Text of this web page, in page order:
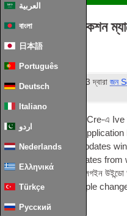
العربية
বাংলা
日本語
Português
Deutsch
Italiano
اردو
Nederlands
Ελληνικά
Türkçe
Русский
অ্যাডোবি অ্যাপ্লিকেশন
পুনরুদ্ধার
প্রকাশিত নভেম্বর 2013 দ্বারাজন
একটি সাম্প্রতিক আপডেটে Cre-এ
func­tion­al­ity of the
same Applic­a­tion Updates
Updates
এখন ক্রিয়েটিভ মেঘ জন্য লগইন
have or want. A simple